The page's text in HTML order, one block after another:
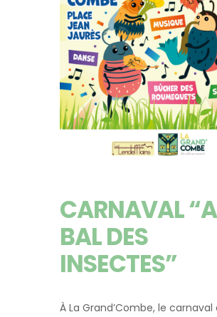
CARNAVAL
BAL DES
INSECTES”
À La Grand’Combe, le